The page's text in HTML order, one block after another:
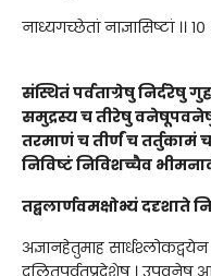
नाध्यगच्छेतां नाज्ञासिष्टां ।। १०
संस्थितं पर्वताग्रेषु निर्दरेषु
समुद्रस्य च तीरेषु
तरमाणं च तीर्णं च तर्तुकामं
निविष्टं निविशच्चैव
तद्बलार्णवमक्षोभ्यं ददृशाते
अज्ञानहेतुमाह
दलितपर्वतप्रदेशेषु । उपवनेषु